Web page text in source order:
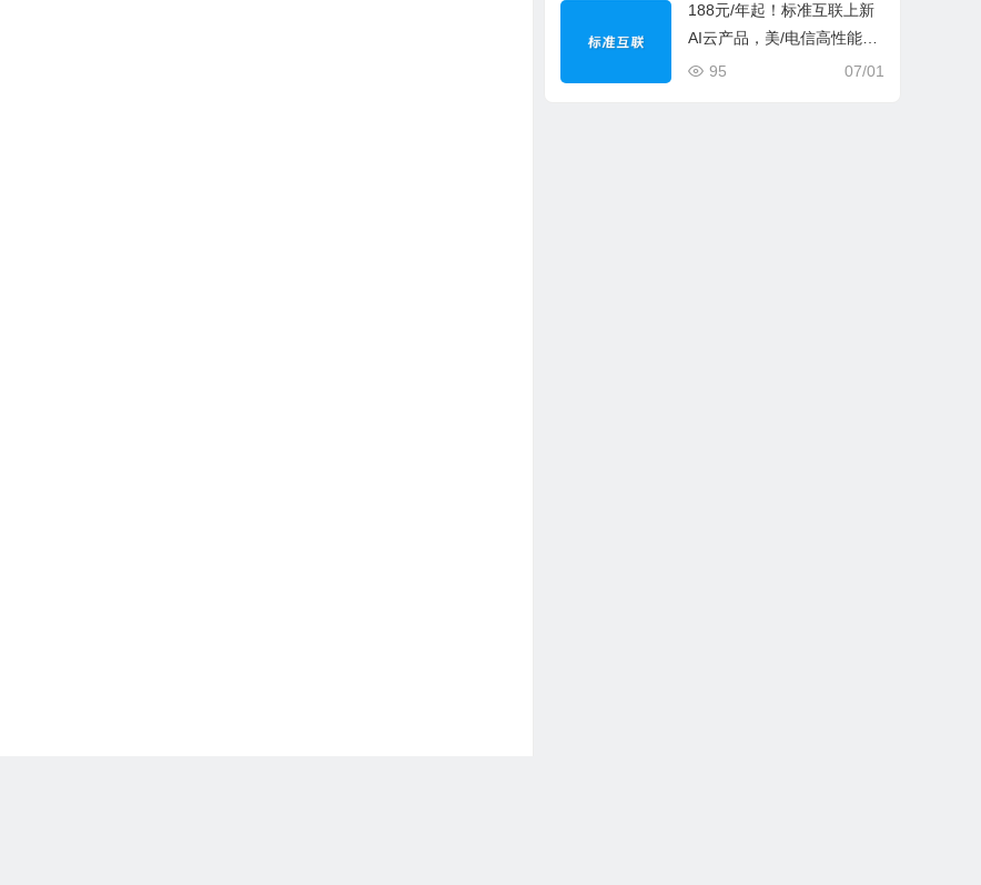
188元/年起！标准互联上新
AI云产品，美/电信高性能云
主机特惠
07/01
95